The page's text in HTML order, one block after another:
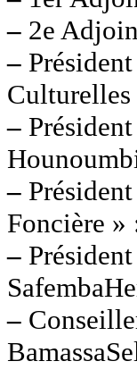
– 2e
–
–
–
Foncière »
–
–